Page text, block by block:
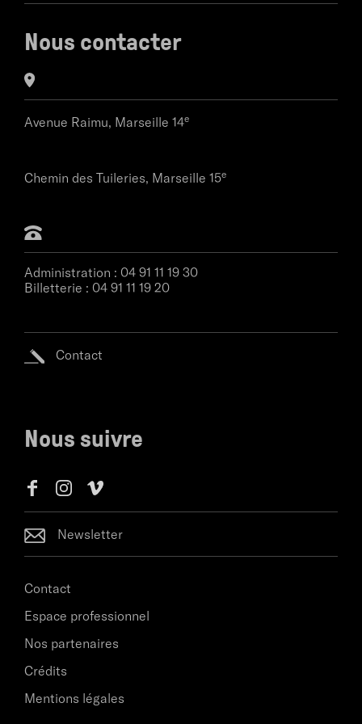
Nous contacter
Avenue Raimu, Marseille 14e
Chemin des Tuileries, Marseille 15e
Administration : 04 91 11 19 30
Billetterie : 04 91 11 19 20
Contact
Nous suivre
Newsletter
Contact
Espace professionnel
Nos partenaires
Crédits
Mentions légales